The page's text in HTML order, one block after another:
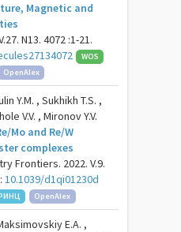
Magnetic and
N13. 4072 :1-21.
WOS
OpenAlex
Y.M. , Sukhikh T.S. ,
V.V. , Mironov Y.V.
Mo and Re/W
complexes
Frontiers. 2022. V.9.
10.1039/d1qi01230d
OpenAlex
E.A. ,